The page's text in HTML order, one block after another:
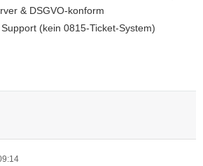
& DSGVO-konform
(kein 0815-Ticket-System)